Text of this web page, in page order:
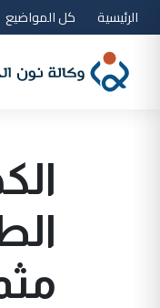
الرئيسية كل المواضيع